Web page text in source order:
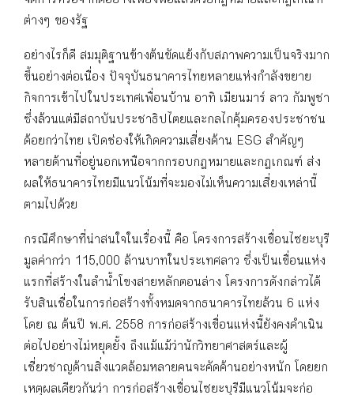
ต่างๆ ของรัฐ
อย่างไรก็ดี สมมุติฐานข้างต้นขัดแย้งกับสภาพความเป็นจริงมาก
ขึ้นอย่างต่อเนื่อง ปัจจุบันธนาคารไทยหลายแห่งกำลังขยาย
กิจการเข้าไปในประเทศเพื่อนบ้าน อาทิ เมียนมาร์ ลาว กัมพูชา
ซึ่งล้วนแต่มีสถาบันประชาธิปไตยและกลไกคุ้มครองประชาชน
ด้อยกว่าไทย เปิดช่องให้เกิดความเสี่ยงด้าน ESG สำคัญๆ
หลายด้านที่อยู่นอกเหนือจากกรอบกฎหมายและกฎเกณฑ์ ส่ง
ผลให้ธนาคารไทยมีแนวโน้มที่จะมองไม่เห็นความเสี่ยงเหล่านี้
ตามไปด้วย
กรณีศึกษาที่น่าสนใจในเรื่องนี้ คือ โครงการสร้างเขื่อนไซยะบุรี
มูลค่ากว่า 115,000 ล้านบาทในประเทศลาว ซึ่งเป็นเขื่อนแห่ง
แรกที่สร้างในลำน้ำโขงสายหลักตอนล่าง โครงการดังกล่าวได้
รับสินเชื่อในการก่อสร้างทั้งหมดจากธนาคารไทยล้วน 6 แห่ง
โดย ณ ต้นปี พ.ศ. 2558 การก่อสร้างเขื่อนแห่งนี้ยังคงดำเนิน
ต่อไปอย่างไม่หยุดยั้ง ถึงแม้แม้ว่านักวิทยาศาสตร์และผู้
เชี่ยวชาญด้านสิ่งแวดล้อมหลายคนจะคัดค้านอย่างหนัก โดยยก
เหตุผลเดียวกันว่า การก่อสร้างเขื่อนไซยะบุรีมีแนวโน้มจะก่อ